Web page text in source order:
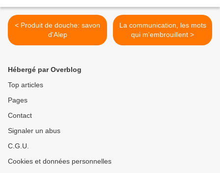
< Produit de douche: savon
d'Alep
La communication, les mots
qui m'embrouillent >
Hébergé par Overblog
Top articles
Pages
Contact
Signaler un abus
C.G.U.
Cookies et données personnelles